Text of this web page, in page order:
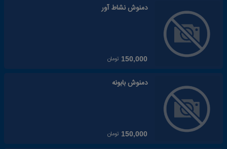
دمنوش نشاط آور
150,000 تومان
دمنوش بابونه
150,000 تومان